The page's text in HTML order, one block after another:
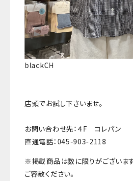
blackCH
店頭でお試し下さいませ。
お問い合わせ先：４F コレパン
直通電話：045-903-2118
※掲載商品は数に限りがございま
ご容赦ください。